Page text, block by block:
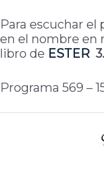
Para escuchar el
en el nombre en
libro de ESTER
Programa 569 –